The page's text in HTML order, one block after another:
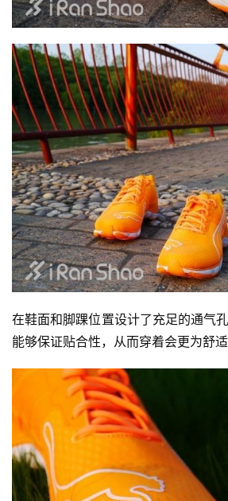
在鞋面和脚踝位置设计了充足的通气
能够保证贴合性，从而穿着会更为舒适